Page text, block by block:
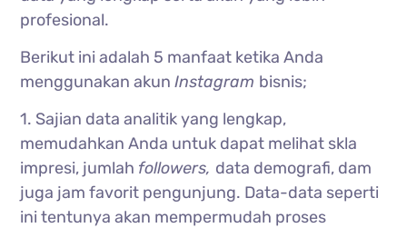
profesional.
Berikut ini adalah 5 manfaat ketika Anda
menggunakan akunInstagram bisnis;
1. Sajian data analitik yang lengkap,
memudahkan Anda untuk dapat melihat skla
impresi, jumlah followers, data demografi, dam
juga jam favorit pengunjung. Data-data seperti
ini tentunya akan mempermudah proses